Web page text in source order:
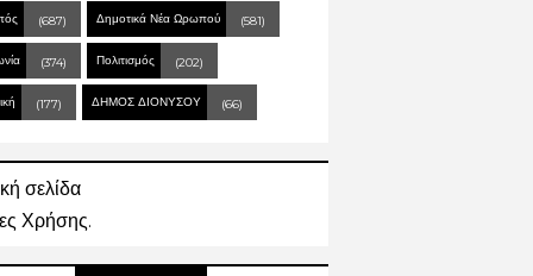
(687) Δημοτικά Νέα Ωρωπού (581)
(374) Πολιτισμός (202)
(177) ΔΗΜΟΣ ΔΙΟΝΥΣΟΥ (66)
σελίδα
Χρήσης.